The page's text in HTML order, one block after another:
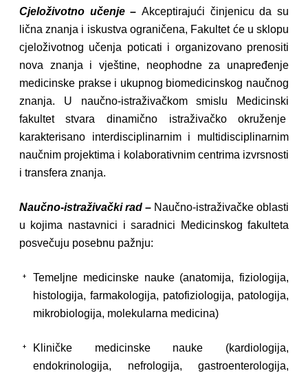
Cjeloživotno učenje–Akceptirajući činjenicu da su
lična znanja i iskustva ograničena, Fakultet će u sklopu
cjeloživotnog učenja poticati i organizovano prenositi
nova znanja i vještine, neophodne za unapređenje
medicinske prakse i ukupnog biomedicinskog naučnog
znanja. U naučno-istraživačkom smislu Medicinski
fakultet stvara dinamično istraživačko okruženje
karakterisano interdisciplinarnim i multidisciplinarnim
naučnim projektima i kolaborativnim centrima izvrsnosti
i transfera znanja.
Naučno-istraživački rad– Naučno-istraživačke oblasti
u kojima nastavnici i saradnici Medicinskog fakulteta
posvečuju posebnu pažnju:
Temeljne medicinske nauke (anatomija, fiziologija,
histologija, farmakologija, patofiziologija, patologija,
mikrobiologija, molekularna medicina)
Kliničke medicinske nauke (kardiologija,
endokrinologija, nefrologija, gastroenterologija,